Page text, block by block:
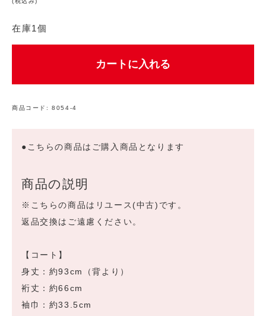
在庫1個
カートに入れる
商品コード:8054-4
●こちらの商品はご購入商品となります
商品の説明
※こちらの商品はリユース(中古)です。
返品交換はご遠慮ください。
【コート】
身丈：約93cm（背より）
裄丈：約66cm
袖巾：約33.5cm